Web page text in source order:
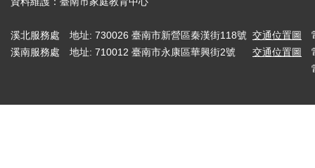
溪北服務處 地址: 730026 臺南市新營區秦漢街118號 交通位置圖
溪南服務處
地址: 710012 臺南市永康區華興街2號 交通位置圖